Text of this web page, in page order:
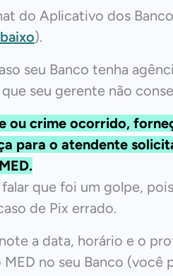
do Aplicativo dos
).
seu Banco tenha
seu gerente não
ou crime ocorrido,
para o atendente
que foi um golpe,
de Pix errado.
a data, horário e o
no seu Banco (você